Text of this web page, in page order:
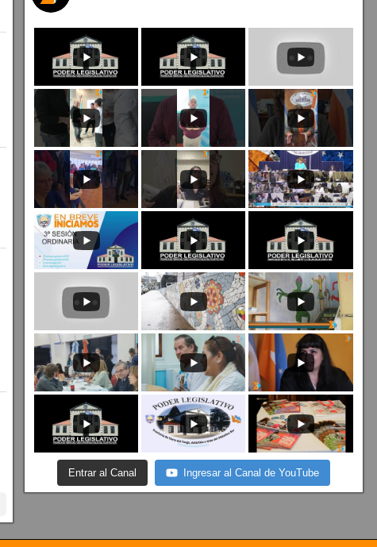
Entrar al Canal Ingresar al Canal de YouTube